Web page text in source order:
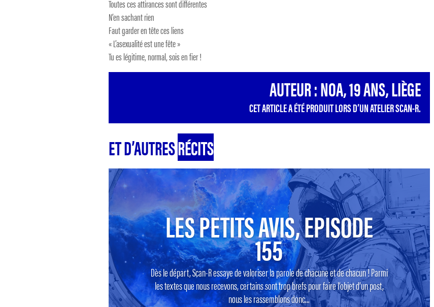
Toutes ces attirances sont différentes
N’en sachant rien
Faut garder en tête ces liens
« L’asexualité est une fête »
Tu es légitime, normal, sois en fier !
AUTEUR : NOA, 19 ANS, LIÈGE
CET ARTICLE A ÉTÉ PRODUIT LORS D’UN ATELIER SCAN-R.
ET D’AUTRESRÉCITS
LES PETITS AVIS, EPISODE
155
Dès le départ, Scan-R essaye de valoriser la parole de chacune et de chacun ! Parmi
les textes que nous recevons, certains sont trop brefs pour faire l’objet d’un post,
nous les rassemblons donc...